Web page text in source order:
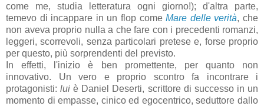
come me, studia letteratura ogni giorno!); d'altra parte,
temevo di incappare in un flop comeMare delle verità, che
non aveva proprio nulla a che fare con i precedenti romanzi,
leggeri, scorrevoli, senza particolari pretese e, forse proprio
per questo, più sorprendenti del previsto.
In effetti, l'inizio è ben promettente, per quanto non
innovativo. Un vero e proprio scontro fa incontrare i
protagonisti:lui è Daniel Deserti, scrittore di successo in un
momento di empasse, cinico ed egocentrico, seduttore dallo